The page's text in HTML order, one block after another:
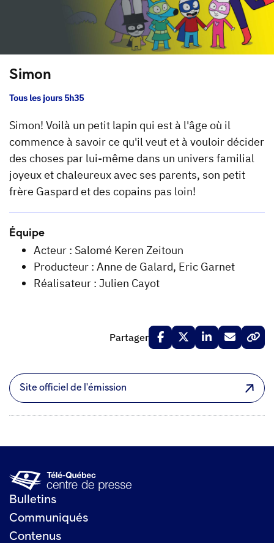
Simon
Tous les jours 5h35
Simon! Voilà un petit lapin qui est à l'âge où il
commence à savoir ce qu'il veut et à vouloir décider
des choses par lui-même dans un univers familial
joyeux et chaleureux avec ses parents, son petit
frère Gaspard et des copains pas loin!
Équipe
Acteur : Salomé Keren Zeitoun
Producteur : Anne de Galard, Eric Garnet
Réalisateur : Julien Cayot
Partager
Site officiel de l'émission
Bulletins
Communiqués
Contenus